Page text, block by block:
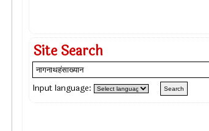
Site Search
Input language: